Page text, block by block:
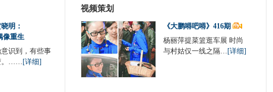
明：
像重生
识到，有些事
。……[详细]
视频策划
《大鹏嘚吧嘚》416期
杨丽萍提菜篮逛车展 时尚
与村姑仅一线之隔…[详细]